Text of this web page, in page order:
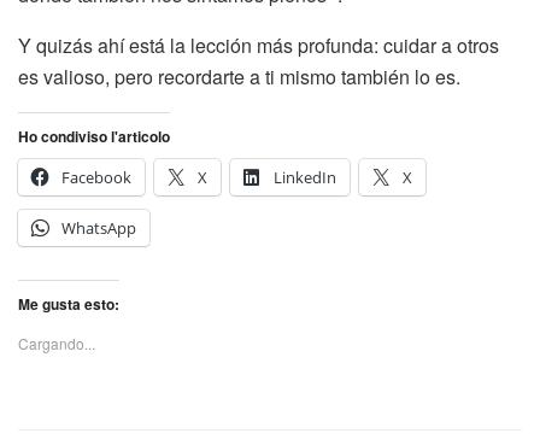
Y quizás ahí está la lección más profunda: cuidar a otros
es valioso, pero recordarte a ti mismo también lo es.
Ho condiviso l'articolo
Facebook
X LinkedIn X
WhatsApp
Me gusta esto:
Cargando...